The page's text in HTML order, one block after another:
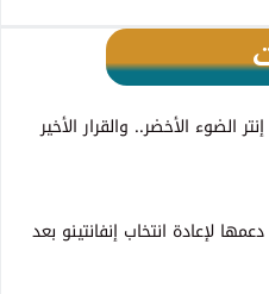
الضوء الأخضر.. والقرار الأخير
لإعادة انتخاب إنفانتينو بعد